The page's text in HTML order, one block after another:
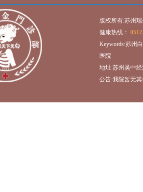
版权所有:苏州
健康热线：
Keywords:苏州
医院
地址:苏州吴中
公告:我院暂无